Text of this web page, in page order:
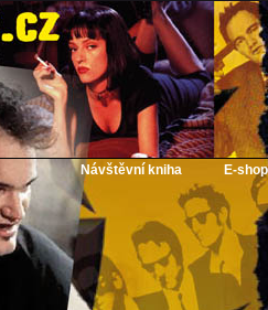
Návštěvní kniha
E-shop